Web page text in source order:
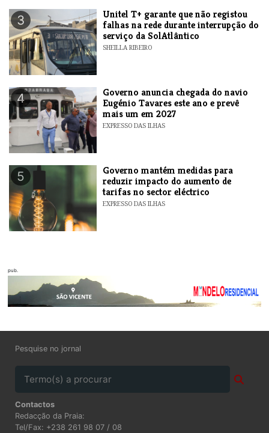
3
Unitel T+ garante que não registou
falhas na rede durante interrupção do
serviço da SolAtlântico
SHEILLA RIBEIRO
4
Governo anuncia chegada do navio
Eugénio Tavares este ano e prevê
mais um em 2027
EXPRESSO DAS ILHAS
5
Governo mantém medidas para
reduzir impacto do aumento de
tarifas no sector eléctrico
EXPRESSO DAS ILHAS
pub.
Pesquise no jornal
Contactos
Redacção da Praia:
Tel/Fax: +238 261 98 07 / 08